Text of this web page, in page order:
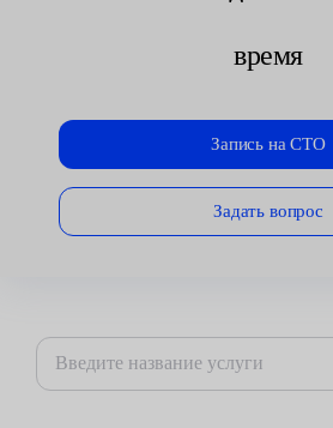
время
Запись на СТО
Задать вопрос